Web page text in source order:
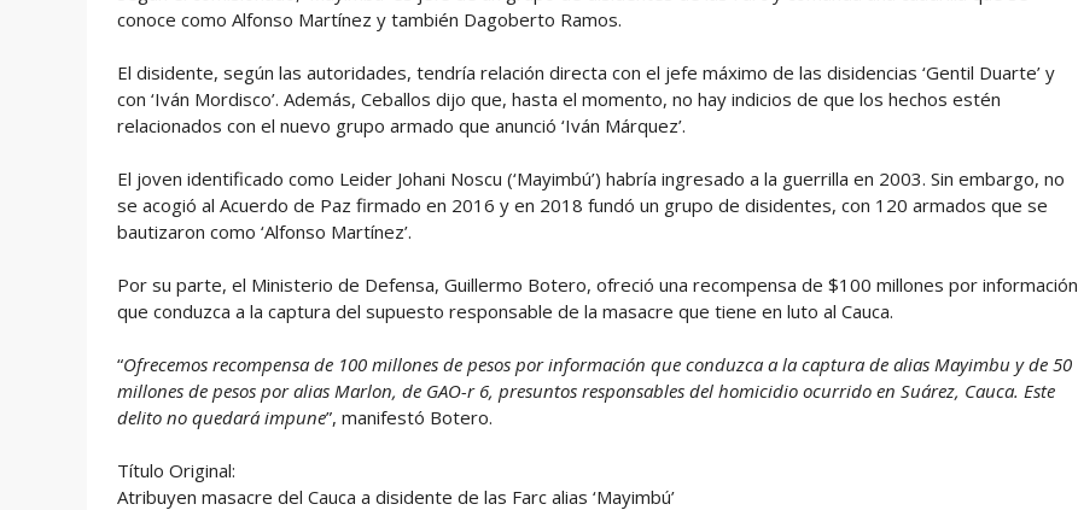
conoce como Alfonso Martínez y también Dagoberto Ramos.
El disidente, según las autoridades, tendría relación directa con el jefe máximo de las disidencias ‘Gentil Duarte’ y
con ‘Iván Mordisco’. Además, Ceballos dijo que, hasta el momento, no hay indicios de que los hechos estén
relacionados con el nuevo grupo armado que anunció ‘Iván Márquez’.
El joven identificado como Leider Johani Noscu (‘Mayimbú’) habría ingresado a la guerrilla en 2003. Sin embargo, no
se acogió al Acuerdo de Paz firmado en 2016 y en 2018 fundó un grupo de disidentes, con 120 armados que se
bautizaron como ‘Alfonso Martínez’.
Por su parte, el Ministerio de Defensa, Guillermo Botero, ofreció una recompensa de $100 millones por información
que conduzca a la captura del supuesto responsable de la masacre que tiene en luto al Cauca.
“Ofrecemos recompensa de 100 millones de pesos por información que conduzca a la captura de alias Mayimbu y de 50
millones de pesos por alias Marlon, de GAO-r 6, presuntos responsables del homicidio ocurrido en Suárez, Cauca. Este
delito no quedará impune”, manifestó Botero.
Título Original:
Atribuyen masacre del Cauca a disidente de las Farc alias ‘Mayimbú’